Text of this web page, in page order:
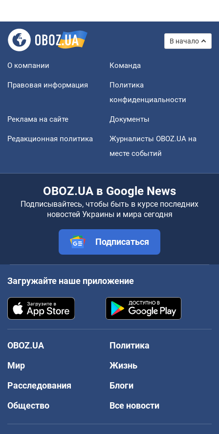
В начало
О компании Команда
Правовая информация
Политика
конфиденциальности
Реклама на сайте Документы
Редакционная политика
Журналисты OBOZ.UA на
месте событий
OBOZ.UA в Google News
Подписывайтесь, чтобы быть в курсе последних
новостей Украины и мира сегодня
Подписаться
Загружайте наше приложение
OBOZ.UA
Политика
Мир
Жизнь
Расследования
Блоги
Общество
Все новости